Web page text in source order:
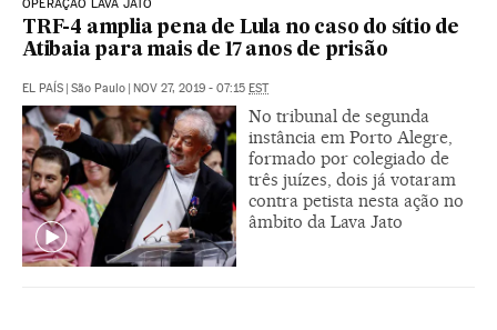
OPERAÇÃO LAVA JATO
TRF-4 amplia pena de Lula no caso do sítio de
Atibaia para mais de 17 anos de prisão
EL PAÍS | São Paulo | NOV 27, 2019 - 07:15 EST
No tribunal de segunda
instância em Porto Alegre,
formado por colegiado de
três juízes, dois já votaram
contra petista nesta ação no
âmbito da Lava Jato